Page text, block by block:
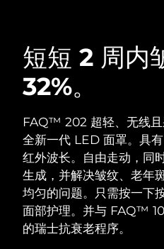
短短 2 周内
32%。
FAQ™ 202 超轻、无线且
全新一代 LED 面罩。具
红外波长。自由走动，同
生成，并解决皱纹、老年
均匀的问题。只需按一下
面部护理。并与 FAQ™
的瑞士抗衰老程序。
LUNA™ 4
Anti-aging
LUNA™ 4
Massage, LED
BEAR™ 2
Microcurrent
BEAR™ 2
Microcurrent
补水保湿
UFO™ 3 套装
issa™ 4
FAQ™ 抗老护理
奥地利
巴林
比利时
百慕大
波斯尼亚和黑塞哥维那
文莱